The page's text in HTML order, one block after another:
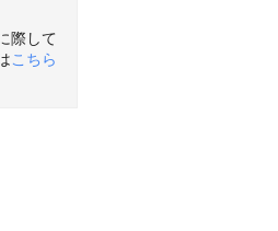
際して
こちら